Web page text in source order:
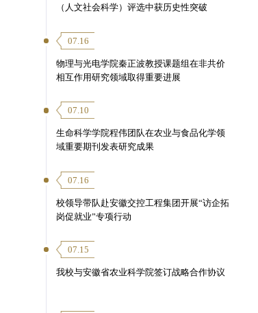
（人文社会科学）评选中获历史性突破
07.16
物理与光电学院秦正波教授课题组在非共价
相互作用研究领域取得重要进展
07.10
生命科学学院程伟团队在农业与食品化学领
域重要期刊发表研究成果
07.16
校领导带队赴安徽交控工程集团开展“访企拓
岗促就业”专项行动
07.15
我校与安徽省农业科学院签订战略合作协议